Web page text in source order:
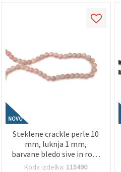
NOVO
Steklene crackle perle 10
mm, luknja 1 mm,
barvane bledo sive in roza
z zlatim barvnim
Koda izdelka: 115490